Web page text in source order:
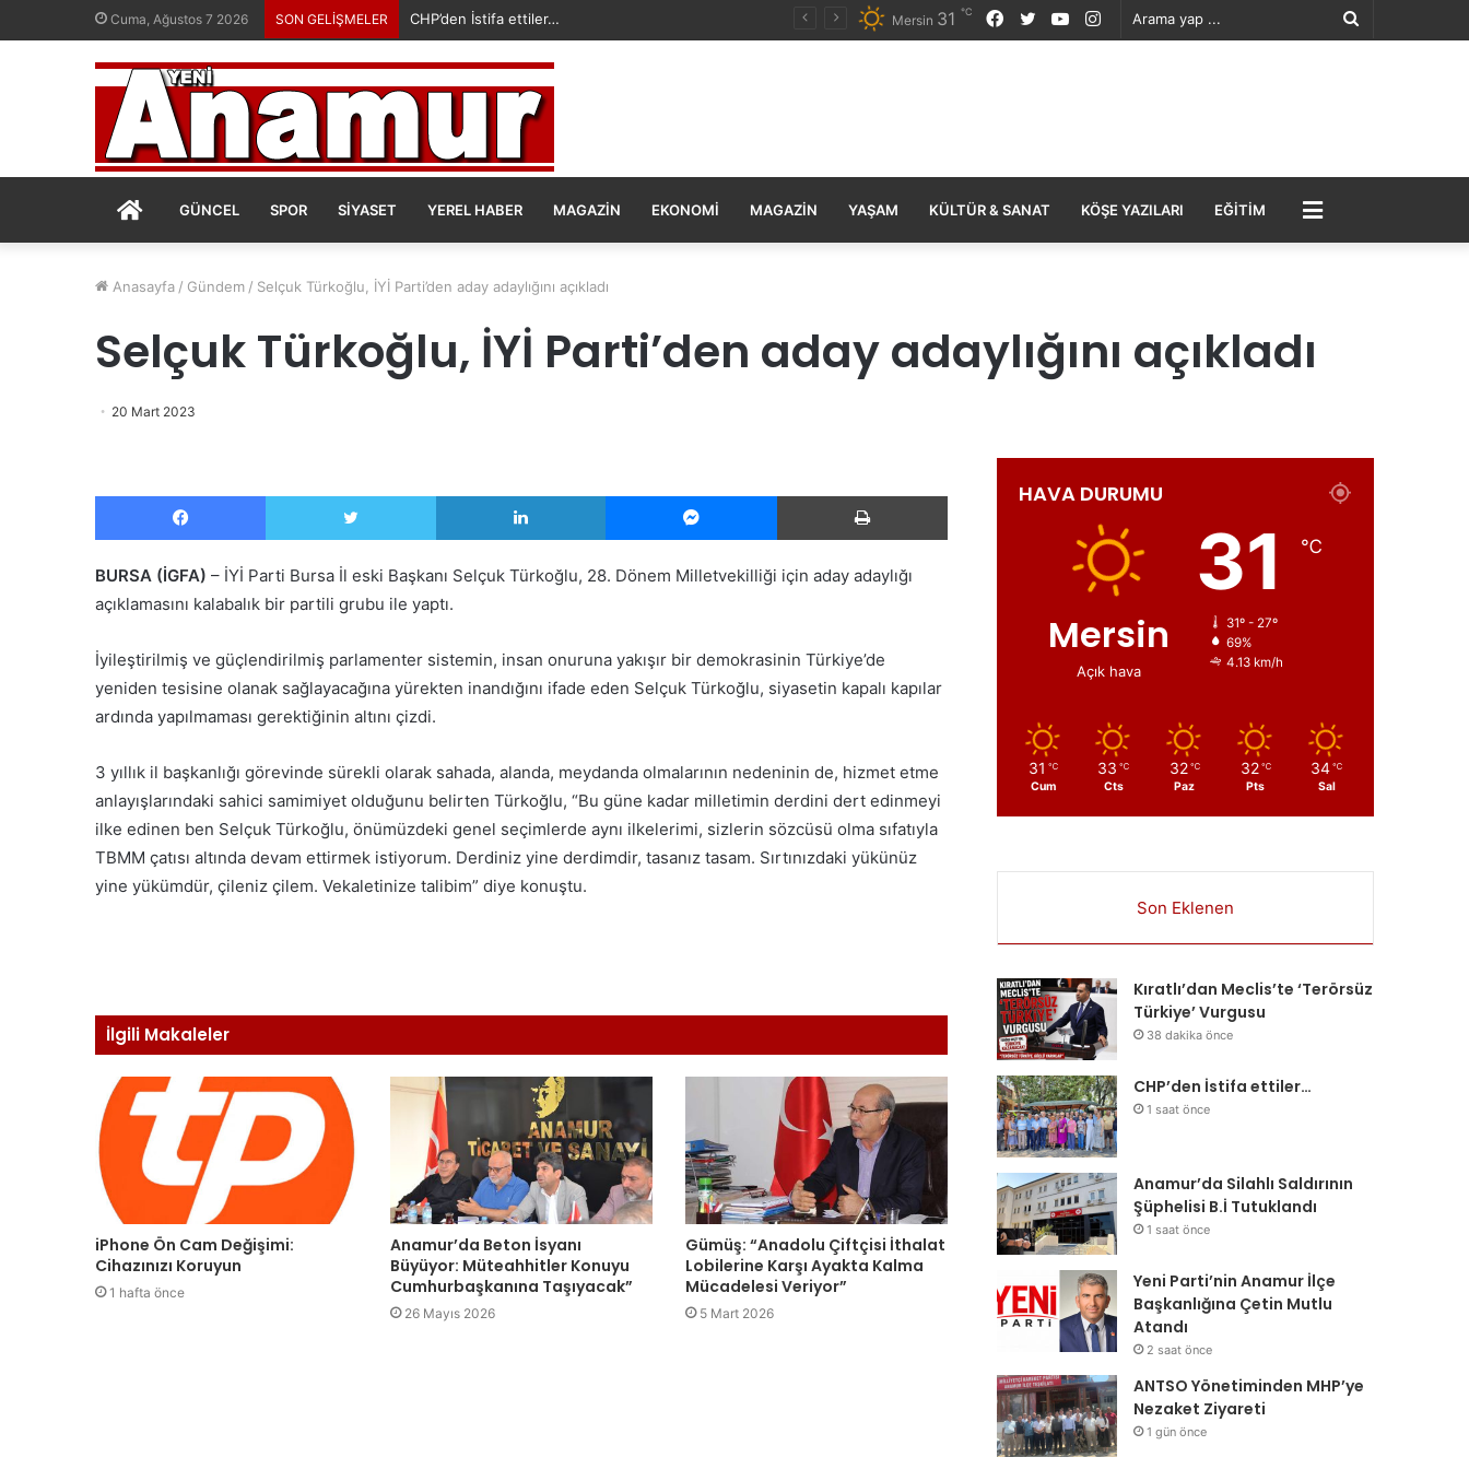
Cuma, Ağustos 7 2026 SON GELİŞMELER CHP’den İstifa ettiler…
Arama
Instagram
YouTube
Twitter
Facebook
Mersin 31 ℃
ANASAYFA
GÜNCEL SPOR SIYASET YEREL HABER MAGAZIN EKONOMI MAGAZIN YAŞAM KÜLTÜR & SANAT KÖŞE YAZILARI EĞITIM MENÜ
Anasayfa / Gündem / Selçuk Türkoğlu, İYİ Parti’den aday adaylığını açıkladı
Selçuk Türkoğlu, İYİ Parti’den aday adaylığını açıkladı
20 Mart 2023
Facebook Twitter LinkedIn Messenger Yazdır
BURSA (İGFA) – İYİ Parti Bursa İl eski Başkanı Selçuk Türkoğlu, 28. Dönem Milletvekilliği için aday adaylığı
açıklamasını kalabalık bir partili grubu ile yaptı.
İyileştirilmiş ve güçlendirilmiş parlamenter sistemin, insan onuruna yakışır bir demokrasinin Türkiye’de
yeniden tesisine olanak sağlayacağına yürekten inandığını ifade eden Selçuk Türkoğlu, siyasetin kapalı kapılar
ardında yapılmaması gerektiğinin altını çizdi.
3 yıllık il başkanlığı görevinde sürekli olarak sahada, alanda, meydanda olmalarının nedeninin de, hizmet etme
anlayışlarındaki sahici samimiyet olduğunu belirten Türkoğlu, “Bu güne kadar milletimin derdini dert edinmeyi
ilke edinen ben Selçuk Türkoğlu, önümüzdeki genel seçimlerde aynı ilkelerimi, sizlerin sözcüsü olma sıfatıyla
TBMM çatısı altında devam ettirmek istiyorum. Derdiniz yine derdimdir, tasanız tasam. Sırtınızdaki yükünüz
yine yükümdür, çileniz çilem. Vekaletinize talibim” diye konuştu.
İlgili Makaleler
iPhone Ön Cam Değişimi:
Cihazınızı Koruyun
1 hafta önce
Anamur’da Beton İsyanı
Büyüyor: Müteahhitler Konuyu
Cumhurbaşkanına Taşıyacak”
26 Mayıs 2026
Gümüş: “Anadolu Çiftçisi İthalat
Lobilerine Karşı Ayakta Kalma
Mücadelesi Veriyor”
5 Mart 2026
HAVA DURUMU
Mersin
Açık hava
31 ℃
31º - 27º
69%
4.13 km/h
31 ℃
Cum
33 ℃
Cts
32 ℃
Paz
32 ℃
Pts
34 ℃
Sal
Son Eklenen
Kıratlı’dan Meclis’te ‘Terörsüz
Türkiye’ Vurgusu
38 dakika önce
CHP’den İstifa ettiler…
1 saat önce
Anamur’da Silahlı Saldırının
Şüphelisi B.İ Tutuklandı
1 saat önce
Yeni Parti’nin Anamur İlçe
Başkanlığına Çetin Mutlu
Atandı
2 saat önce
ANTSO Yönetiminden MHP’ye
Nezaket Ziyareti
1 gün önce